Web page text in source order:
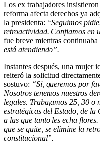
Los ex trabajadores
reforma afecta derechos ya
la presidenta: “Seguimos
retroactividad. Confiamos en
fue breve mientras
está atendiendo”.
Instantes después, una mujer
reiteró la solicitud
sostuvo: “Sí, queremos por
Nosotros tenemos nuestros
legales. Trabajamos 25, 30 o
estratégicas del Estado, de la
a las que tanto les echa
que se quite, se elimine la
constitucional”.